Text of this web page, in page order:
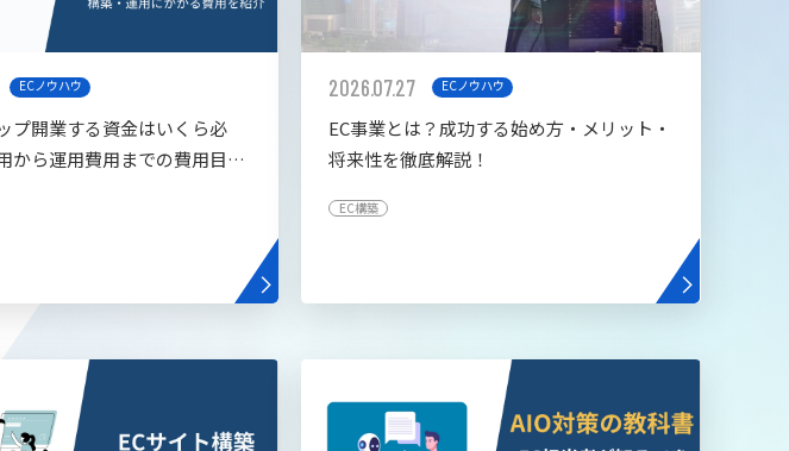
ECノウハウ
プ開業する資金はいくら必
から運用費用までの費用目安
2026.07.27 ECノウハウ
EC事業とは？成功する始め方・メリット・
将来性を徹底解説！
EC構築